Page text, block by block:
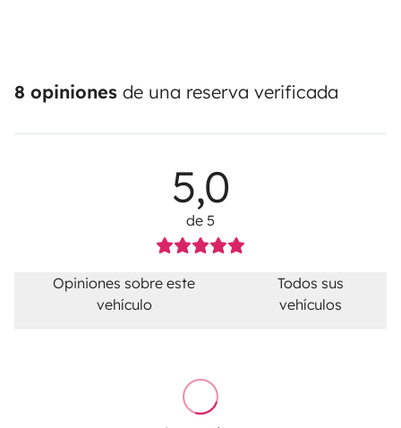
8 opiniones de una reserva verificada
5,0
de 5
Opiniones sobre este
vehículo
Todos sus
vehículos